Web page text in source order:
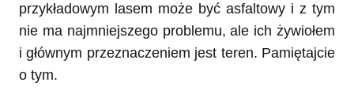
przykładowym lasem może być asfaltowy i z tym
nie ma najmniejszego problemu, ale ich żywiołem
i głównym przeznaczeniem jest teren. Pamiętajcie
o tym.